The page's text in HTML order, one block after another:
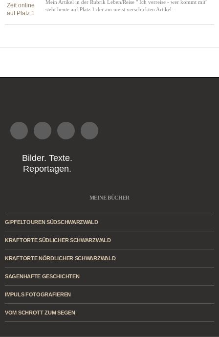
Mein Artikel in der Rubrik Leben/Reise " Ich verreise - wer kommt mit"
steht heute auf Platz 1 der am meist verschickten Artikel.
Bilder. Texte.
Reportagen.
MEINE BÜCHER
GIPFELTOUREN SÜDSCHWARZWALD
KRAFTORTE SÜDLICHER SCHWARZWALD
KRAFTORTE NÖRDLICHER SCHWARZWALD
SAGENHAFTE GESCHICHTEN
IMPULS FOTOGRAFIEREN
VOM SCHROTT ZUM SEGEN